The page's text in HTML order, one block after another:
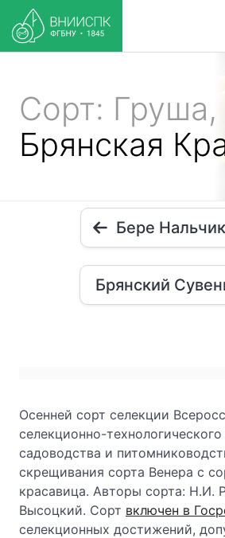
Сорт: Груша,
Брянская
Бере
Брянский
Осенней сорт селекции
селекционно-технологического
садоводства и
скрещивания сорта Венера с
красавица. Авторы сорта: Н.И.
Высоцкий. Сорт включен в
селекционных достижений,